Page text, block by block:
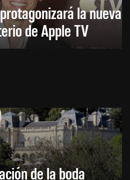
la nueva
de Apple TV
de la boda